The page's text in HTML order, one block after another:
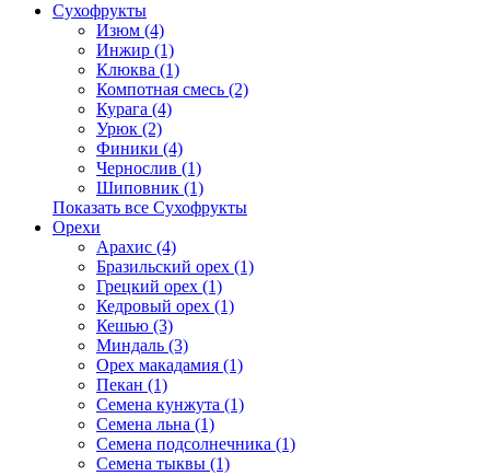
Сухофрукты
Изюм (4)
Инжир (1)
Клюква (1)
Компотная смесь (2)
Курага (4)
Урюк (2)
Финики (4)
Чернослив (1)
Шиповник (1)
Показать все Сухофрукты
Орехи
Арахис (4)
Бразильский орех (1)
Грецкий орех (1)
Кедровый орех (1)
Кешью (3)
Миндаль (3)
Орех макадамия (1)
Пекан (1)
Семена кунжута (1)
Семена льна (1)
Семена подсолнечника (1)
Семена тыквы (1)